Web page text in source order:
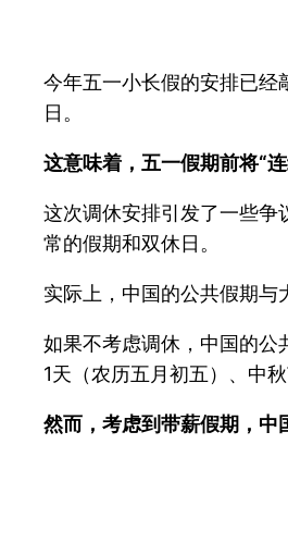
今年五一小长假的安排已
日。
这意味着，五一假期前将“
这次调休安排引发了一些争
常的假期和双休日。
实际上，中国的公共假期与
如果不考虑调休，中国的公
1天（农历五月初五）、中
然而，考虑到带薪假期，中